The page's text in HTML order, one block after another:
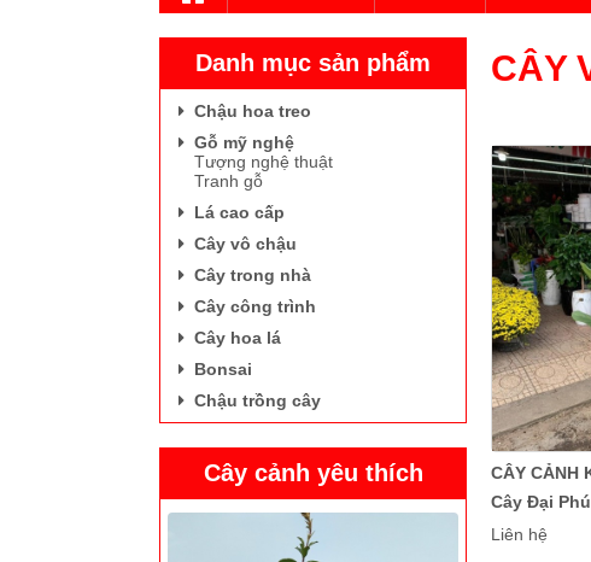
CÂY
CÂY CẢNH
Cây Đại
Liên hệ
Danh mục sản phẩm
Chậu hoa treo
Gỗ mỹ nghệ
Tượng nghệ thuật
Tranh gỗ
Lá cao cấp
Cây vô chậu
Cây trong nhà
Cây công trình
Cây hoa lá
Bonsai
Chậu trồng cây
Cây cảnh yêu thích
Cây vối